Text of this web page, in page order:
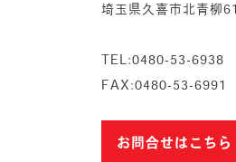
埼玉県久喜市北青柳61
TEL:0480-53-6938
FAX:0480-53-6991
お問合せはこちら